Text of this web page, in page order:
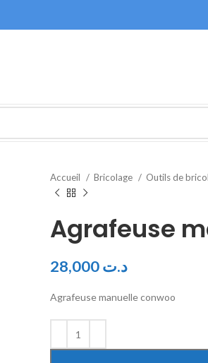
Accueil Bricolage Outils de
Agrafeuse
د.ت
Agrafeuse manuelle conwoo